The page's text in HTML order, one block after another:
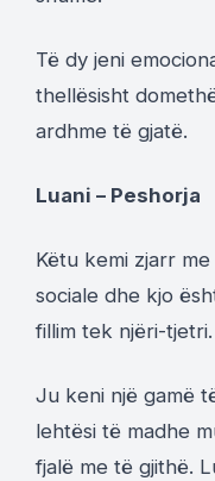
Të dy jeni
thellësisht
ardhme të gjatë.
Luani – Peshorja
Këtu kemi zjarr
sociale dhe kjo
fillim tek njëri-tjetri.
Ju keni një gamë
lehtësi të madhe
fjalë me të gjithë.